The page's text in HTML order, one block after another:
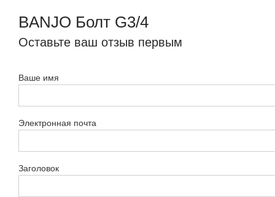
BANJO Болт G3/4
Оставьте ваш отзыв первым
Ваше имя
Электронная почта
Заголовок